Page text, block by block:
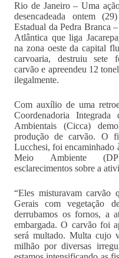
Rio de Janeiro – Uma
desencadeada ontem
Estadual da Pedra Branca
Atlântica que liga
na zona oeste da capital
carvoaria, destruiu sete
carvão e apreendeu 12
ilegalmente.
Com auxílio de uma
Coordenadoria
Ambientais (Cicca)
produção de carvão. O
Lucchesi, foi encaminhado
Meio Ambiente
esclarecimentos sobre a
“Eles misturavam carvão
Gerais com vegetação
derrubamos os fornos, a
embargada. O carvão foi
será multado. Multa cujo
milhão por diversas